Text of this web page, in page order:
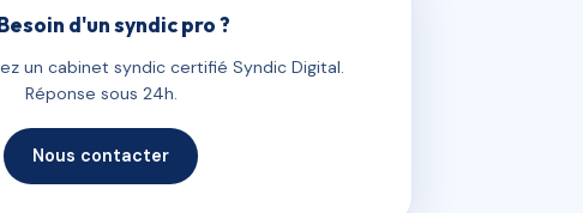
d'un syndic pro ?
un cabinet syndic certifié Syndic Digital.
Réponse sous 24h.
Nous contacter